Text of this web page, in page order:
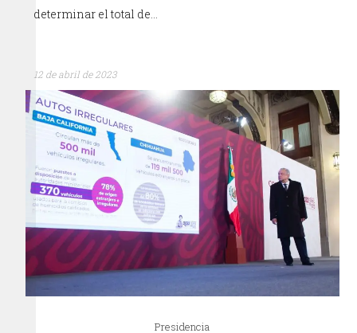
determinar el total de…
12 de abril de 2023
Presidencia